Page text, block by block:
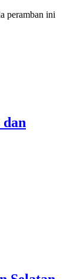
peramban ini